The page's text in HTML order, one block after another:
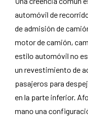
automóvil de
de admisión de
motor de camión,
estilo automóvil no
un revestimiento de
pasajeros para
en la parte inferior.
mano una